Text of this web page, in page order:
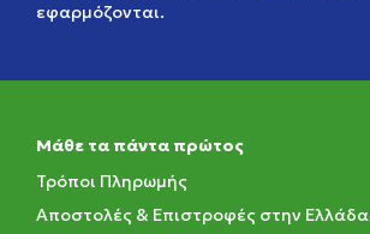
εφαρμόζονται.
Μάθε τα πάντα πρώτος
Τρόποι Πληρωμής
Αποστολές & Επιστροφές στην Ελλάδα